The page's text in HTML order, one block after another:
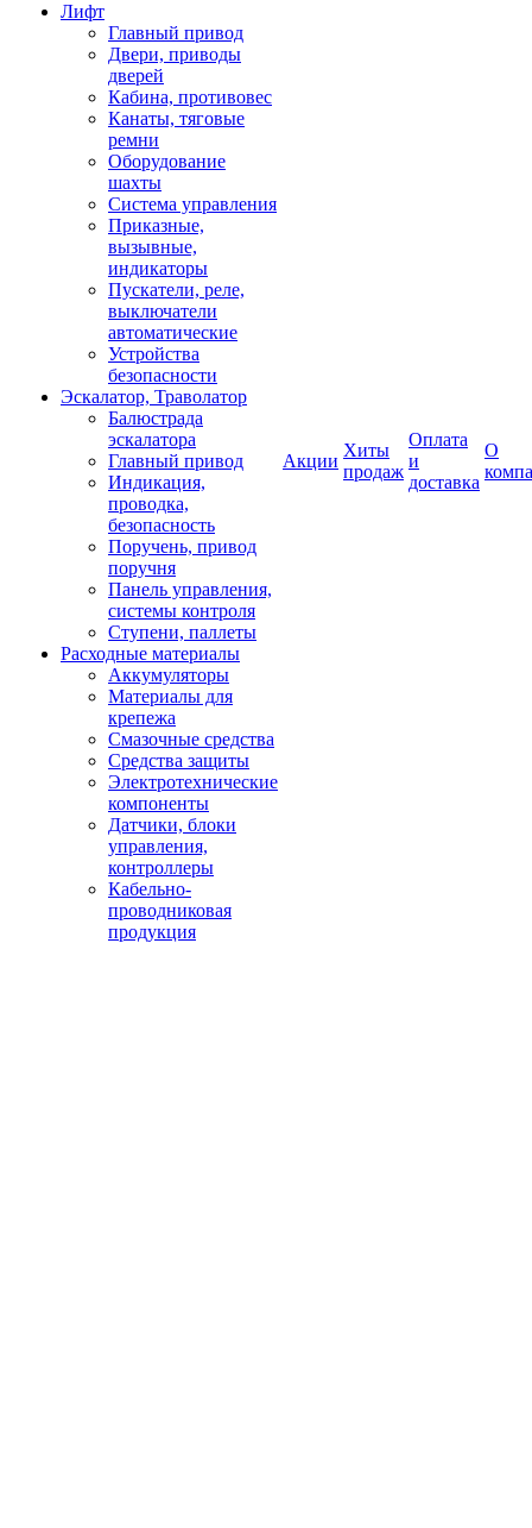
Лифт
Главный привод
Двери, приводы
дверей
Кабина, противовес
Канаты, тяговые
ремни
Оборудование
шахты
Система управления
Приказные,
вызывные,
индикаторы
Пускатели, реле,
выключатели
автоматические
Устройства
безопасности
Эскалатор, Траволатор
Балюстрада
эскалатора
Главный привод
Индикация,
проводка,
безопасность
Поручень, привод
поручня
Панель управления,
системы контроля
Ступени, паллеты
Расходные материалы
Аккумуляторы
Материалы для
крепежа
Смазочные средства
Средства защиты
Электротехнические
компоненты
Датчики, блоки
управления,
контроллеры
Кабельно-
проводниковая
продукция
Акции
Хиты
продаж
Оплата
и
доставка
О